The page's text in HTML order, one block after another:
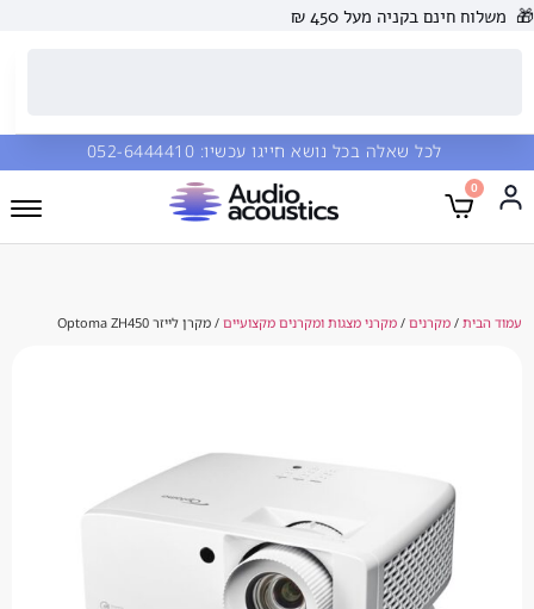
בקניה מעל 450 ₪
שאלה בכל נושא חייגו עכשיו: 052-6444410
/מקרני מצגות ומקרנים מקצועיים/ מקרן לייזר Optoma ZH450